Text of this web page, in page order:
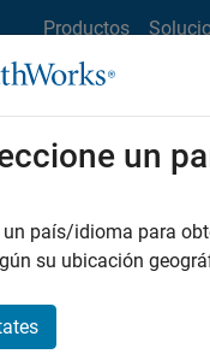
Productos
en
de empleo Oficinas
un
un país/idioma para
su ubicación